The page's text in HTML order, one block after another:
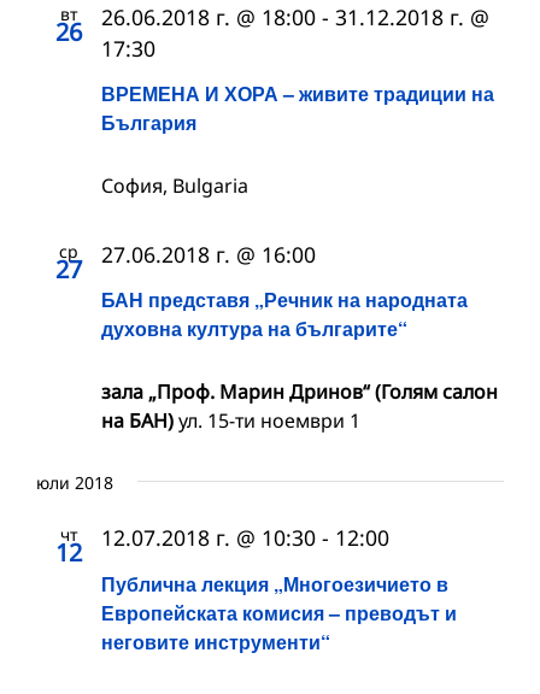
вт
26
ВРЕМЕНА И ХОРА – живите традиции на
България
26.06.2018 г. @ 18:00 - 31.12.2018 г. @
17:30
София, Bulgaria
ср
27
БАН представя „Речник на народната
духовна култура на българите“
27.06.2018 г. @ 16:00
зала „Проф. Марин Дринов“ (Голям салон
на БАН)ул. 15-ти ноември 1
юли 2018
чт
12
Публична лекция „Многоезичието в
Европейската комисия – преводът и
неговите инструменти“
12.07.2018 г. @ 10:30 - 12:00